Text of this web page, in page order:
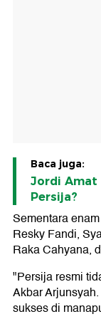
Baca juga:
Jordi Amat
Persija?
Sementara
Resky Fandi,
Raka Cahyana,
"Persija resmi
Akbar
sukses di